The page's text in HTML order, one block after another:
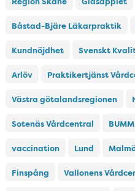
Båstad-Bjäre Läkarpraktik
Kundnöjdhet Svenskt
Arlöv Praktikertjänst
Västra götalandsregionen
Sotenäs Vårdcentral BUMM
vaccination Lund
Finspång Vallonens